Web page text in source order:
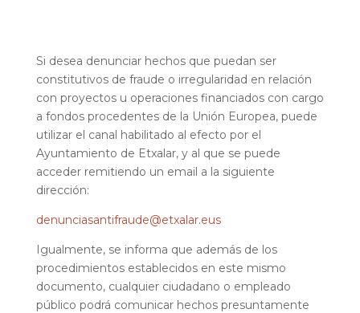
Si desea denunciar hechos que puedan ser
constitutivos de fraude o irregularidad en relación
con proyectos u operaciones financiados con cargo
a fondos procedentes de la Unión Europea, puede
utilizar el canal habilitado al efecto por el
Ayuntamiento de Etxalar, y al que se puede
acceder remitiendo un email a la siguiente
dirección:
denunciasantifraude@etxalar.eus
Igualmente, se informa que además de los
procedimientos establecidos en este mismo
documento, cualquier ciudadano o empleado
público podrá comunicar hechos presuntamente